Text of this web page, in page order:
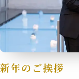
新年のご挨拶